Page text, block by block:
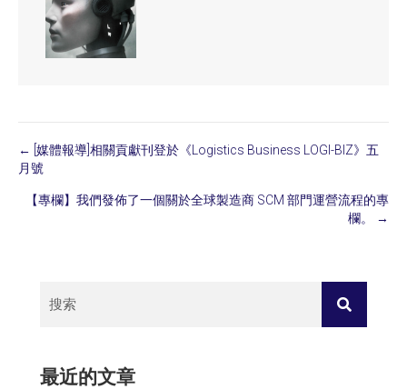
Posts
navigation
← [媒體報導]相關貢獻刊登於《Logistics Business LOGI-BIZ》五
月號
【專欄】我們發佈了一個關於全球製造商 SCM 部門運營流程的專
欄。 →
最近的文章